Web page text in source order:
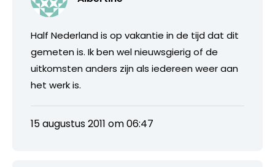
Half Nederland is op vakantie in de tijd dat dit
gemeten is. Ik ben wel nieuwsgierig of de
uitkomsten anders zijn als iedereen weer aan
het werk is.
15 augustus 2011 om 06:47